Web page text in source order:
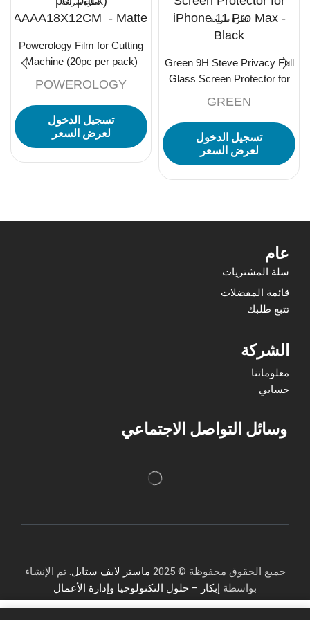
نظرة سريعة
Green 9H Steve Privacy Full
Glass Screen Protector for
GREEN
تسجيل الدخول
لعرض السعر
نظرة سريعة
Powerology Film for Cutting
Machine (20pc per pack)
POWEROLOGY
تسجيل الدخول
لعرض السعر
عام
سلة المشتريات
قائمة المفضلات
تتبع طلبك
الشركة
معلوماتنا
حسابي
وسائل التواصل الاجتماعي
جميع الحقوق محفوظة © 2025 ماستر لايف ستايل. تم الإنشاء
بواسطة إبكار – حلول التكنولوجيا وإدارة الأعمال